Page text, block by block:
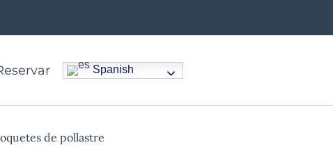
Spanish
de pollastre